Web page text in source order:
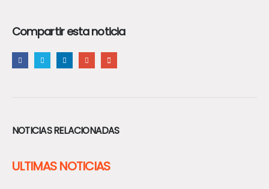
Compartir esta noticia
NOTICIAS RELACIONADAS
ULTIMAS NOTICIAS